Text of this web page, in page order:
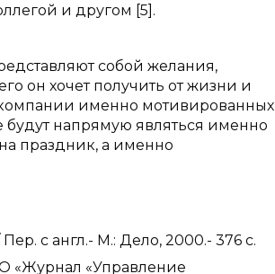
и другом [5].
собой желания,
он хочет получить от жизни и
компании именно мотивированных
будут напрямую являться именно
праздник, а именно
с англ.- М.: Дело, 2000.- 376 с.
«Журнал «Управление